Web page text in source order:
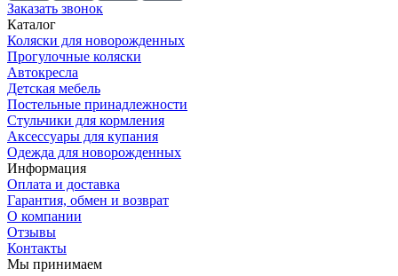
Заказать звонок
Каталог
Коляски для новорожденных
Прогулочные коляски
Автокресла
Детская мебель
Постельные принадлежности
Стульчики для кормления
Аксессуары для купания
Одежда для новорожденных
Информация
Оплата и доставка
Гарантия, обмен и возврат
О компании
Отзывы
Контакты
Мы принимаем